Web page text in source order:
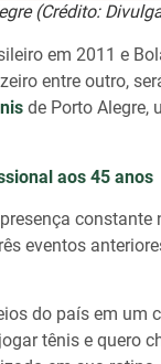
(Crédito:
em 2011 e
entre outro,
de Porto Alegre,
aos 45 anos
constante
eventos
do país em um
tênis e quero